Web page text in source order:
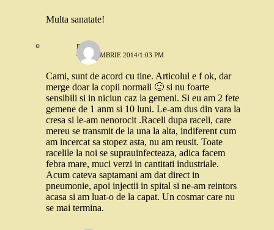
Multa sanatate!
miru
4 DECEMBRIE 2014/1:03 PM
Cami, sunt de acord cu tine. Articolul e f ok, dar
merge doar la copii normali 🙂 si nu foarte
sensibili si in niciun caz la gemeni. Si eu am 2 fete
gemene de 1 anm si 10 luni. Le-am dus din vara la
cresa si le-am nenorocit .Raceli dupa raceli, care
mereu se transmit de la una la alta, indiferent cum
am incercat sa stopez asta, nu am reusit. Toate
racelile la noi se suprauinfecteaza, adica facem
febra mare, muci verzi in cantitati industriale.
Acum cateva saptamani am dat direct in
pneumonie, apoi injectii in spital si ne-am reintors
acasa si am luat-o de la capat. Un cosmar care nu
se mai termina.